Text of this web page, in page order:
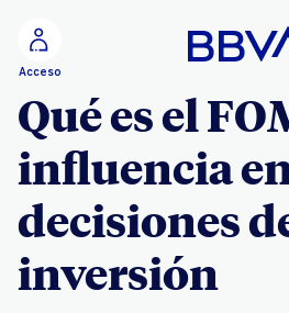
Acceso
Qué es el
influencia
decisiones
inversión